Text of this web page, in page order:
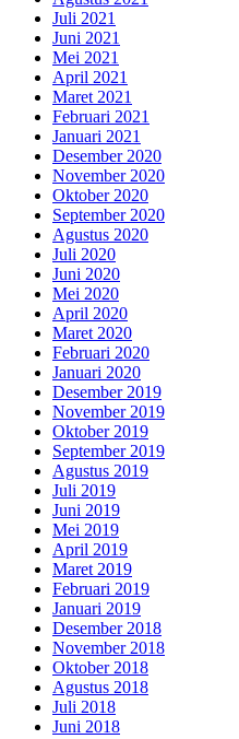
Juli 2021
Juni 2021
Mei 2021
April 2021
Maret 2021
Februari 2021
Januari 2021
Desember 2020
November 2020
Oktober 2020
September 2020
Agustus 2020
Juli 2020
Juni 2020
Mei 2020
April 2020
Maret 2020
Februari 2020
Januari 2020
Desember 2019
November 2019
Oktober 2019
September 2019
Agustus 2019
Juli 2019
Juni 2019
Mei 2019
April 2019
Maret 2019
Februari 2019
Januari 2019
Desember 2018
November 2018
Oktober 2018
Agustus 2018
Juli 2018
Juni 2018